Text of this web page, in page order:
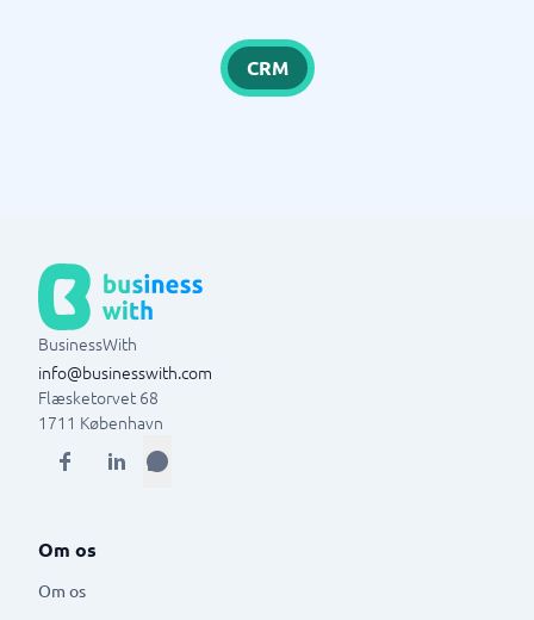
CRM
BusinessWith
info@businesswith.com
Flæsketorvet 68
1711 København
Om os
Om os